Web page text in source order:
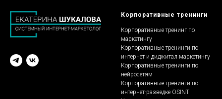
Корпоративные тренинги
Корпоративные тренинг по
маркетингу
Корпоративные тренинги по
интернет и диджитал маркетингу
Корпоративные тренинги по
нейросетям
Корпоративные тренинги по
интернет-разведке OSINT